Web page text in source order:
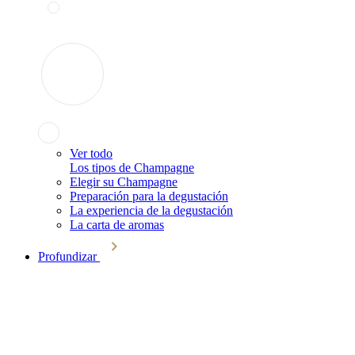
Ver todo
Los tipos de Champagne
Elegir su Champagne
Preparación para la degustación
La experiencia de la degustación
La carta de aromas
Profundizar